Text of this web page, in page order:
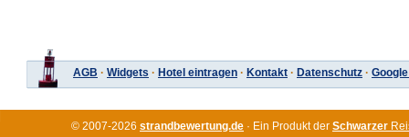
AGB · Widgets · Hotel eintragen · Kontakt · Datenschutz ·
© 2007-2026 strandbewertung.de · Ein Produkt der Schwarzer